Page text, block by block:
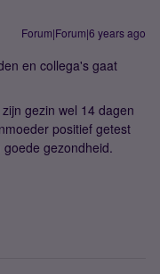
Forum|Forum|6 years ago
en collega's gaat
gezin wel 14 dagen
positief getest
gezondheid.